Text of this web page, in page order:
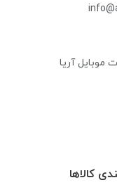
موبایل آریا
کالاها